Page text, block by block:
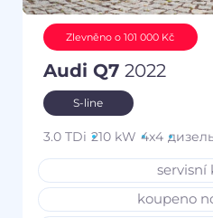
Zlevněno o 101 000 Kč
Audi Q7 2022
S-line
3.0 TDi 210 kW 4x4
servisní
koupeno